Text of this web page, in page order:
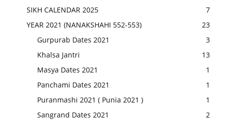
SIKH CALENDAR 2025
7
YEAR 2021 (NANAKSHAHI 552-553)
23
Gurpurab Dates 2021
3
Khalsa Jantri
13
Masya Dates 2021
1
Panchami Dates 2021
1
Puranmashi 2021 ( Punia 2021 )
1
Sangrand Dates 2021
2